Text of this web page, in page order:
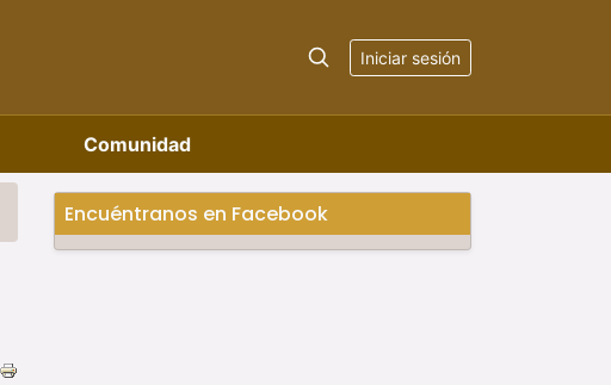
Iniciar sesión
Comunidad
Encuéntranos en Facebook